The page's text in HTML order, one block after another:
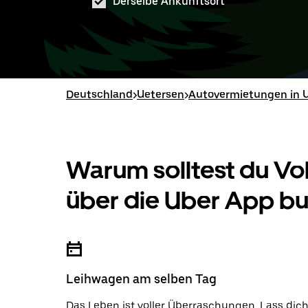
Deutschland>Uetersen>Autovermietungen in
Warum solltest du
über die Uber App
Leihwagen am selben Tag